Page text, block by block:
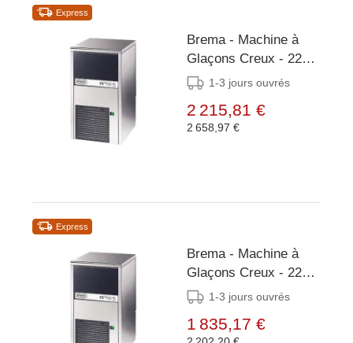
Express
Brema - Machine à
Glaçons Creux - 22
kg/24h - Réserve 8kg
1-3 jours ouvrés
2 215,81 €
2 658,97 €
Express
Brema - Machine à
Glaçons Creux - 22
kg/24h - Réserve 8kg
1-3 jours ouvrés
1 835,17 €